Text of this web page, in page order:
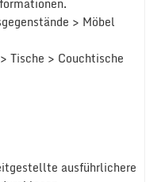
> Möbel
Tische > Couchtische
ausführlichere